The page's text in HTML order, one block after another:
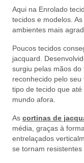
Aqui na Enrolado
tecidos e modelos.
ambientes mais
Poucos tecidos
jacquard.
surgiu pelas mãos
reconhecido pelo
tipo de tecido que
mundo afora.
As cortinas de
média, graças à
entrelaçados
se tornam resistentes